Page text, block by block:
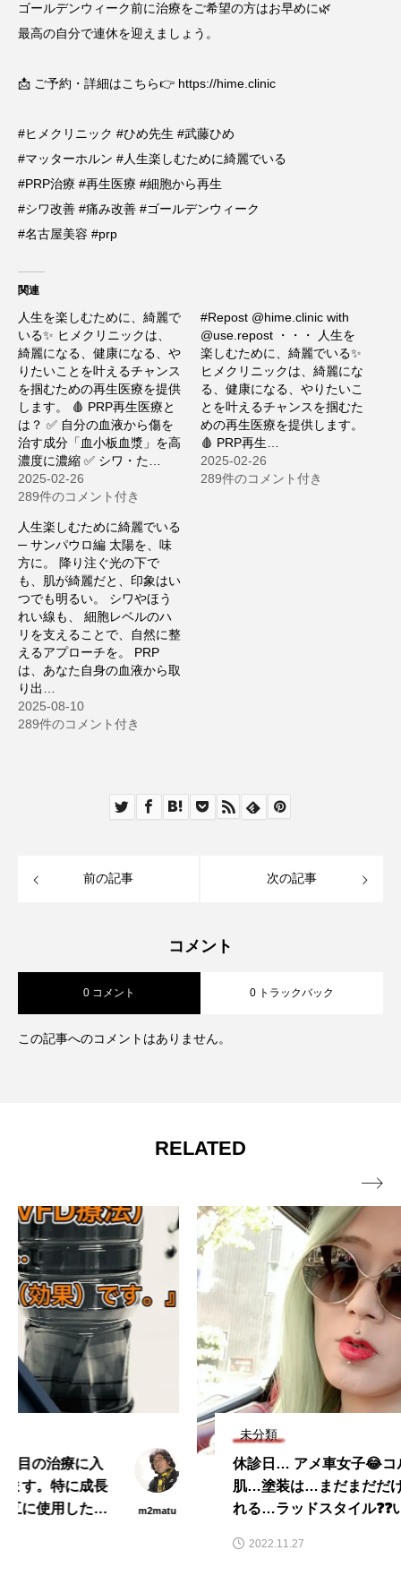
ゴールデンウィーク前に治療をご希望の方はお早めに🌿
最高の自分で連休を迎えましょう。
📩 ご予約・詳細はこちら👉 https://hime.clinic
#ヒメクリニック #ひめ先生 #武藤ひめ
#マッターホルン #人生楽しむために綺麗でいる
#PRP治療 #再生医療 #細胞から再生
#シワ改善 #痛み改善 #ゴールデンウィーク
#名古屋美容 #prp
関連
人生を楽しむために、綺麗で
いる✨ ヒメクリニックは、
綺麗になる、健康になる、や
りたいことを叶えるチャンス
を掴むための再生医療を提供
します。 🩸 PRP再生医療と
は？ ✅ 自分の血液から傷を
治す成分「血小板血漿」を高
濃度に濃縮 ✅ シワ・た…
2025-02-26
289件のコメント付き
#Repost @hime.clinic with
@use.repost ・・・ 人生を
楽しむために、綺麗でいる✨
ヒメクリニックは、綺麗にな
る、健康になる、やりたいこ
とを叶えるチャンスを掴むた
めの再生医療を提供します。
🩸 PRP再生…
2025-02-26
289件のコメント付き
人生楽しむために綺麗でいる
─ サンパウロ編 太陽を、味
方に。 降り注ぐ光の下で
も、肌が綺麗だと、印象はい
つでも明るい。 シワやほう
れい線も、 細胞レベルのハ
リを支えることで、自然に整
えるアプローチを。 PRP
は、あなた自身の血液から取
り出…
2025-08-10
289件のコメント付き
前の記事 次の記事
コメント
0 コメント 0 トラックバック
この記事へのコメントはありません。
RELATED
休診日… アメ車女子😂コルベット c3
肌…塗装は…まだまだだけど… 普通に乗
れる…ラッドスタイル❓❓いや…私は美容
スタイル #corvette #corvettec3 #コル
Instagra
